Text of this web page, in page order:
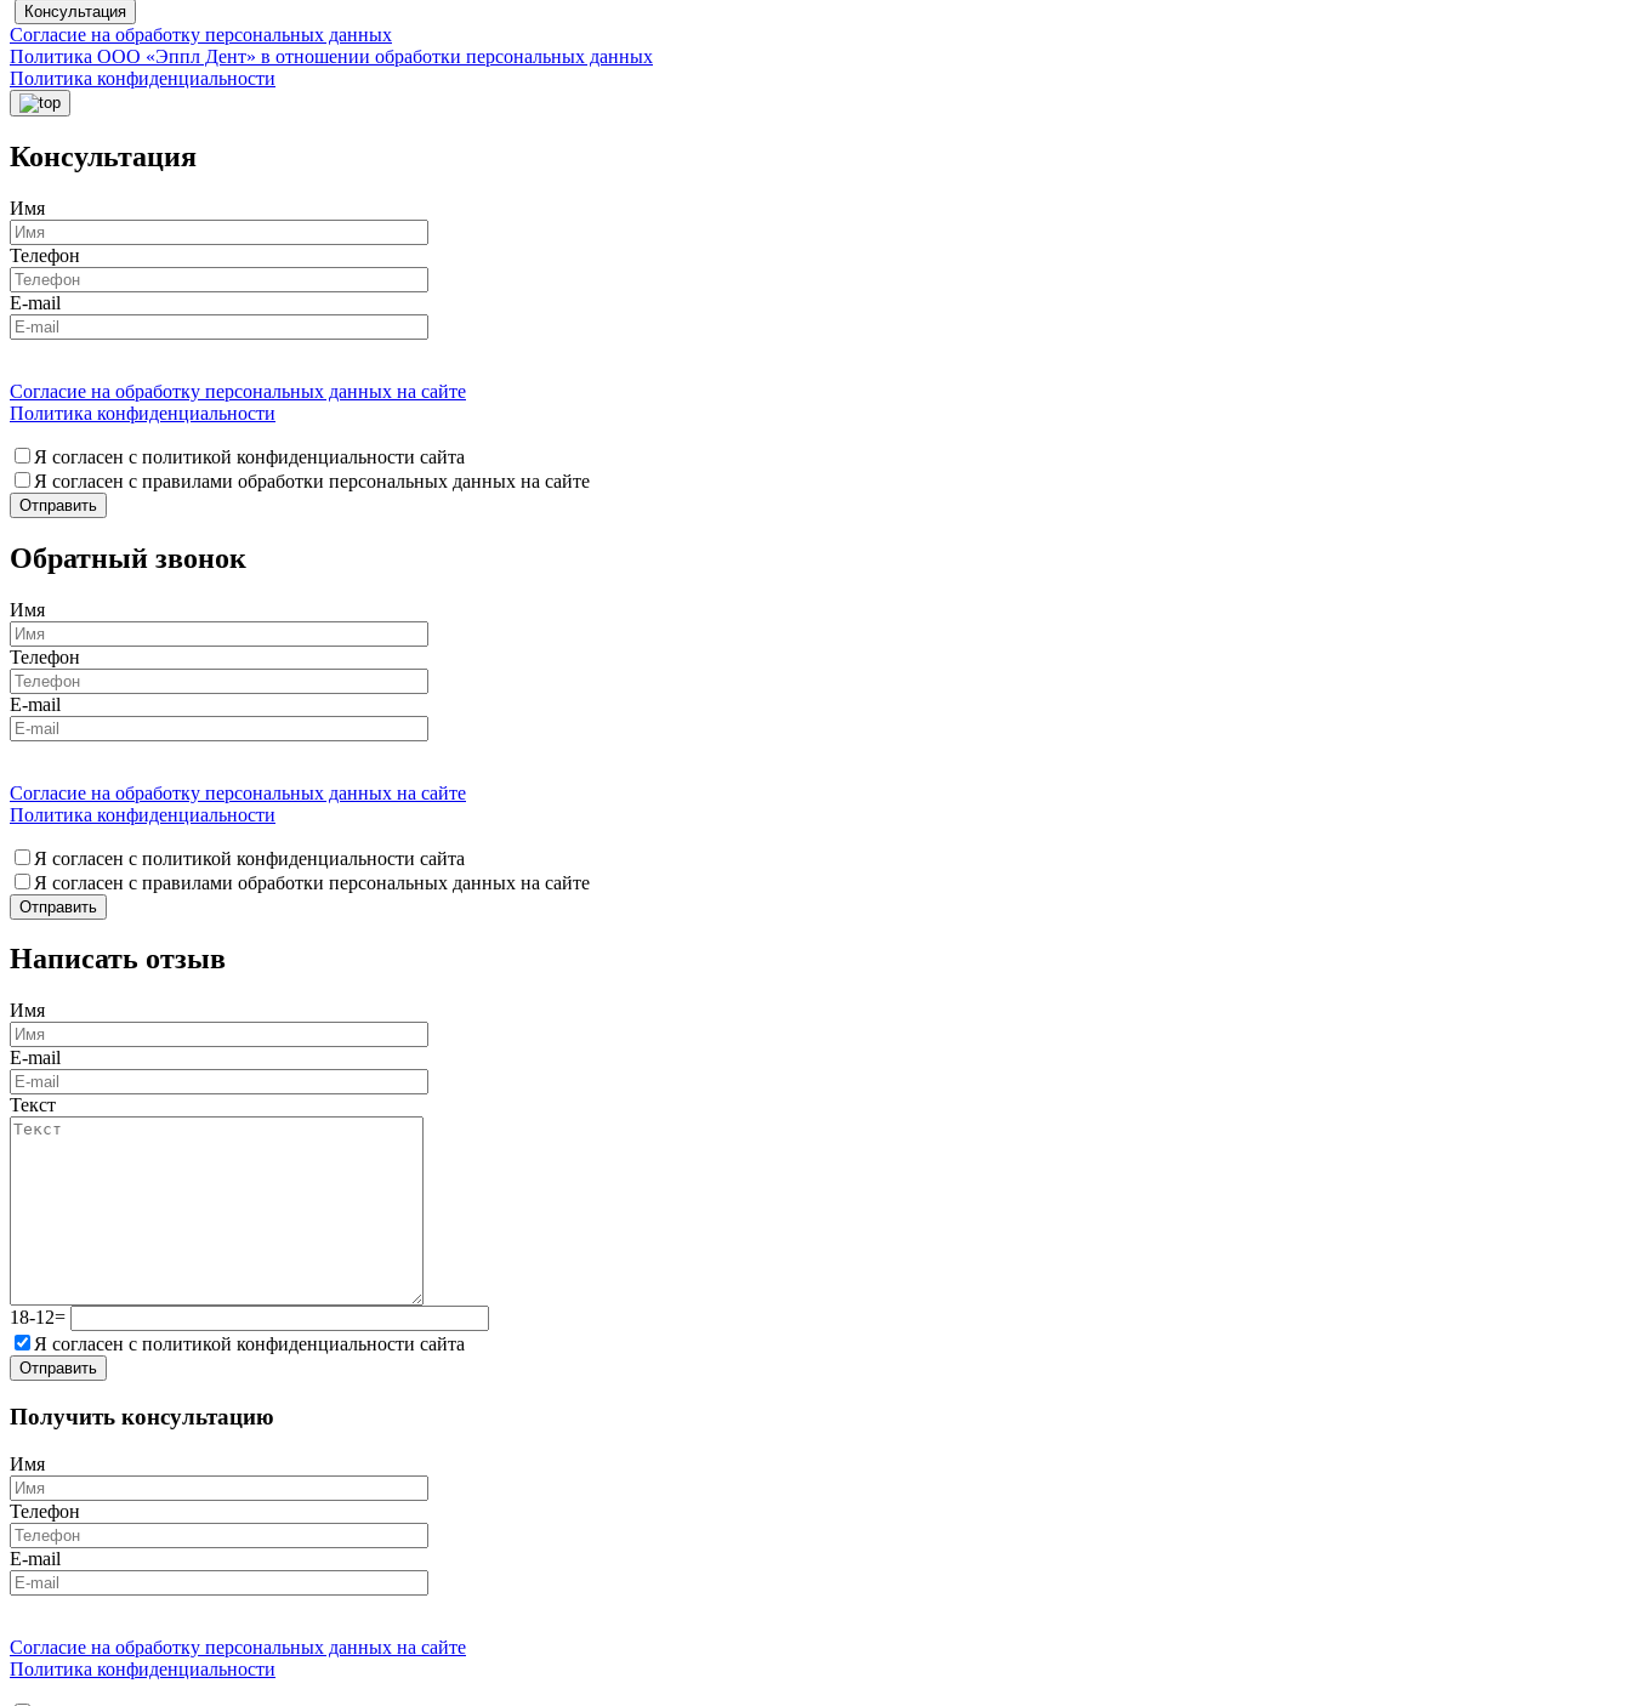
Консультация
Согласие на обработку персональных данных
Политика ООО «Эппл Дент» в отношении обработки персональных данных
Политика конфиденциальности
Консультация
Имя
Телефон
E-mail
Согласие на обработку персональных данных на сайте
Политика конфиденциальности
Я согласен с политикой конфиденциальности сайта
Я согласен с правилами обработки персональных данных на сайте
Обратный звонок
Имя
Телефон
E-mail
Согласие на обработку персональных данных на сайте
Политика конфиденциальности
Я согласен с политикой конфиденциальности сайта
Я согласен с правилами обработки персональных данных на сайте
Написать отзыв
Имя
E-mail
Текст
18-12=
Я согласен с политикой конфиденциальности сайта
Получить консультацию
Имя
Телефон
E-mail
Согласие на обработку персональных данных на сайте
Политика конфиденциальности